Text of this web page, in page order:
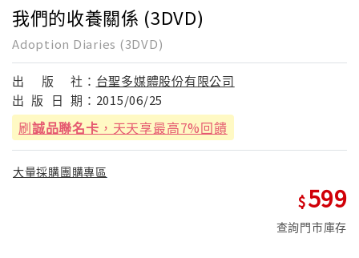
我們的收養關係 (3DVD)
Adoption Diaries (3DVD)
出 版 社： 台聖多媒體股份有限公司
出 版 日 期： 2015/06/25
刷誠品聯名卡 ，天天享最高7%回饋
大量採購團購專區
599
查詢門市庫存